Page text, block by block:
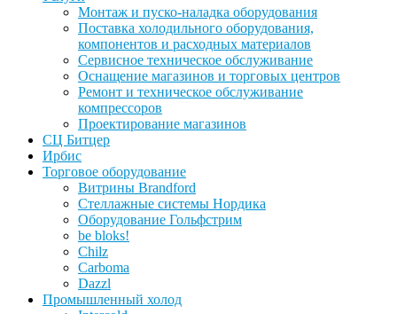
Монтаж и пуско-наладка оборудования
Поставка холодильного оборудования,
компонентов и расходных материалов
Сервисное техническое обслуживание
Оснащение магазинов и торговых центров
Ремонт и техническое обслуживание
компрессоров
Проектирование магазинов
СЦ Битцер
Ирбис
Торговое оборудование
Витрины Brandford
Стеллажные системы Нордика
Оборудование Гольфстрим
be bloks!
Chilz
Carboma
Dazzl
Промышленный холод